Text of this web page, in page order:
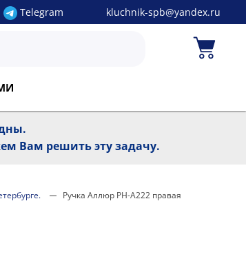
Telegram kluchnik-spb@yandex.ru
Вам решить эту задачу.
Ручка Аллюр РН-А222 правая